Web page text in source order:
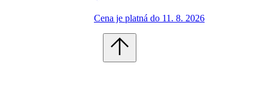
Cena je platná do 11. 8. 2026